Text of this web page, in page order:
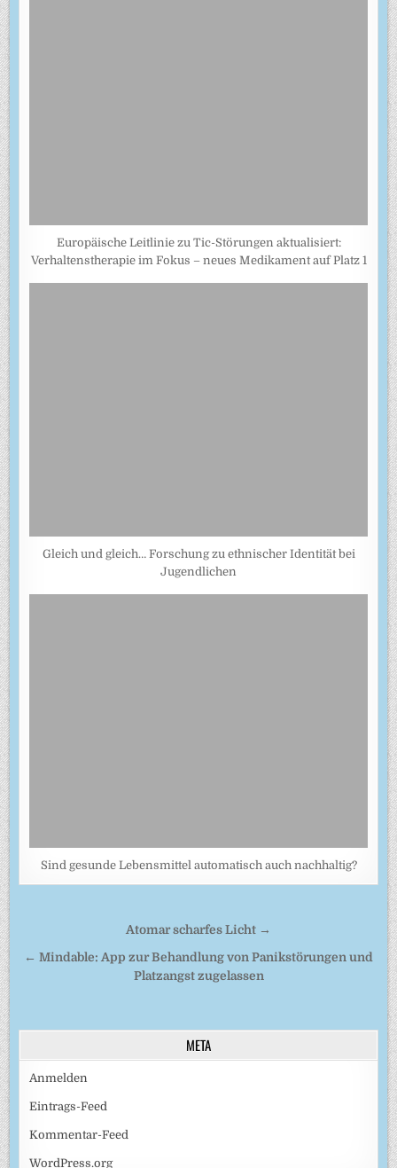
Europäische Leitlinie zu Tic-Störungen aktualisiert:
Verhaltenstherapie im Fokus – neues Medikament auf Platz 1
Gleich und gleich… Forschung zu ethnischer Identität bei
Jugendlichen
Sind gesunde Lebensmittel automatisch auch nachhaltig?
Beitragsnavigation
Atomar scharfes Licht →
← Mindable: App zur Behandlung von Panikstörungen und
Platzangst zugelassen
META
Anmelden
Eintrags-Feed
Kommentar-Feed
WordPress.org